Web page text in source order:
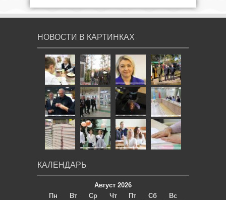
НОВОСТИ В КАРТИНКАХ
КАЛЕНДАРЬ
Август 2026
Пн
Вт Ср Чт Пт Сб
Вс